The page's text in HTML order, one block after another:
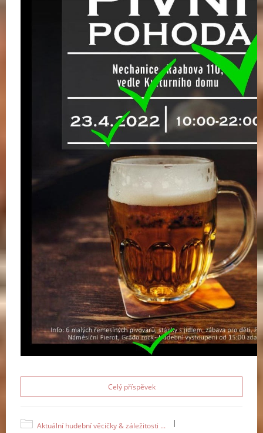
Celý příspěvek
Aktuální hudební věcičky & záležitosti ... |